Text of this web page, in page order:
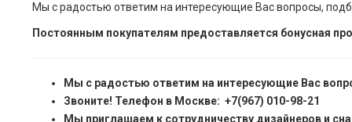
Мы с радостью ответим на интересующие Вас вопросы,
Постоянным покупателям предоставляется бонусная
Мы с радостью ответим на интересующие Вас
Звоните! Телефон в Москве: +7(967) 010-98-21
Мы приглашаем к сотрудничеству дизайнеров и